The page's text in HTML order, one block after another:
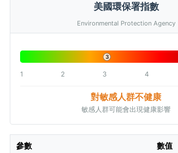
美國環保署指數
Environmental Protection Agency
3
1 2 3 4
對敏感人群不健康
敏感人群可能會出現健康影響
參數 數值